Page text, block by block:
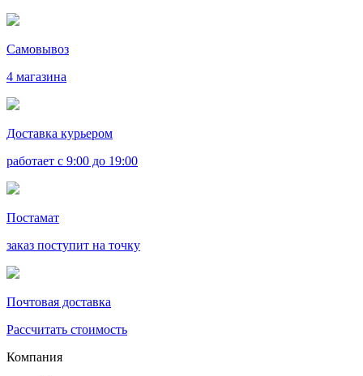
Самовывоз
4 магазина
Доставка курьером
работает с 9:00 до 19:00
Постамат
заказ поступит на точку
Почтовая доставка
Рассчитать стоимость
Компания